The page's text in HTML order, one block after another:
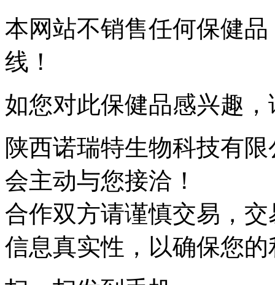
本网站不销售任何保健
线！
如您对此保健品感兴趣
陕西诺瑞特生物科技有限
会主动与您接洽！
合作双方请谨慎交易，
信息真实性，以确保您